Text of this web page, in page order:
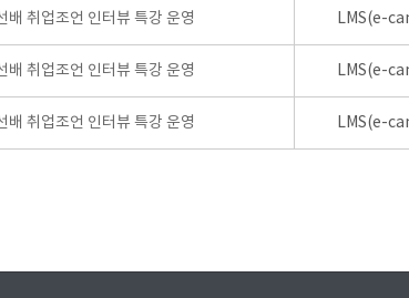
배 취업조언 인터뷰 특강 운영 LMS(e-
배 취업조언 인터뷰 특강 운영 LMS(e-
배 취업조언 인터뷰 특강 운영 LMS(e-